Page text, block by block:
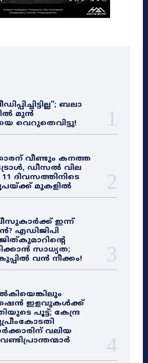
ബലാ
മുൻ
വെറുതെവിട്ടു!
വീണ്ടും കനത്ത
ഡീസൽ വില
11 ദിവസത്തിനിടെ
മുകളിൽ
ഇന്ന്
എഡിജിപി
സാധ്യത;
വൻ നീക്കം!
ഇളവുകൾക്ക്
പൂട്ട്; കേന്ദ്ര
വലിയ